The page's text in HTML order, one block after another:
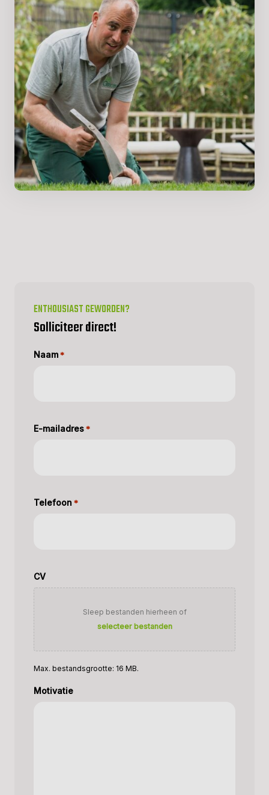
ENTHOUSIAST GEWORDEN?
Solliciteer direct!
Naam *
E-mailadres *
Telefoon *
CV
Sleep bestanden hierheen of
selecteer bestanden
Max. bestandsgrootte: 16 MB.
Motivatie